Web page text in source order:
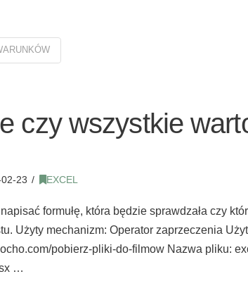
czy wszystkie
23 EXCEL
formułę, która będzie sprawdzała czy
Użyty mechanizm: Operator zaprzeczenia
pobierz-pliki-do-filmow Nazwa pliku:
…